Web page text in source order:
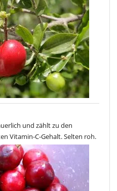
und zählt zu den
Vitamin-C-Gehalt. Selten roh.